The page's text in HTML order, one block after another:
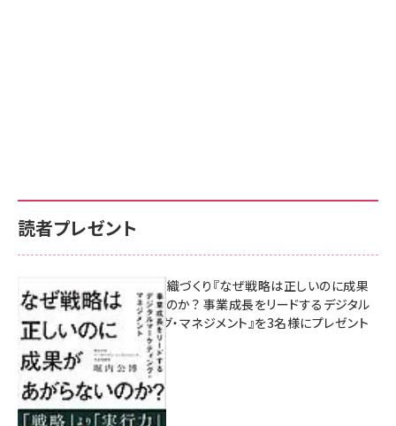
読者プレゼント
成果を生む組織づくり『なぜ戦略は正しいのに成果
があがらないのか？ 事業成長をリードするデジタル
マーケティング・マネジメント』を3名様にプレゼント
10:00